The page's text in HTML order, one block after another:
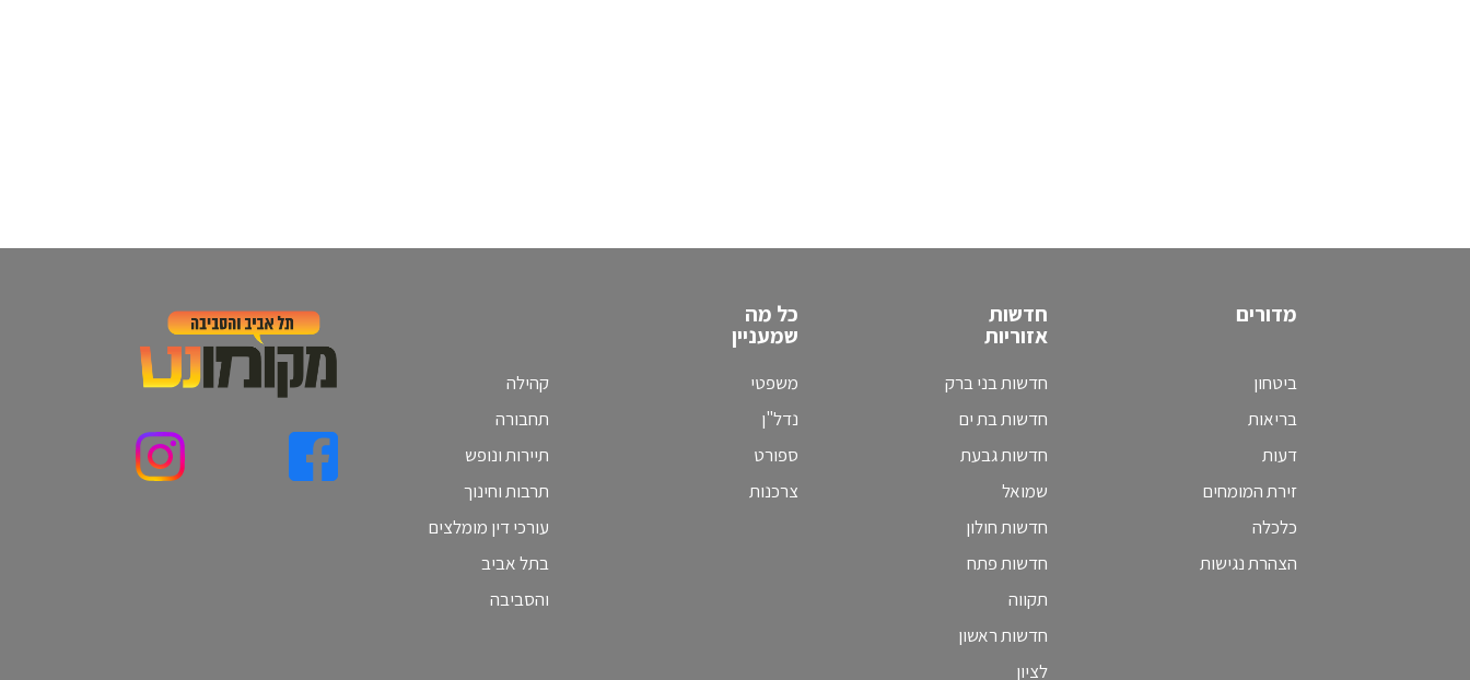
מדורים
ביטחון
בריאות
דעות
זירת המומחים
כלכלה
הצהרת נגישות
חדשות
אזוריות
חדשות בני ברק
חדשות בת ים
חדשות גבעת
שמואל
חדשות חולון
חדשות פתח
תקווה
חדשות ראשון
לציון
כל מה
שמעניין
משפטי
נדל"ן
ספורט
צרכנות
קהילה
תחבורה
תיירות ונופש
תרבות וחינוך
עורכי דין מומלצים
בתל אביב
והסביבה